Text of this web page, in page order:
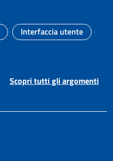
Argomento:
Interfaccia utente
Scopri tutti gli argomenti